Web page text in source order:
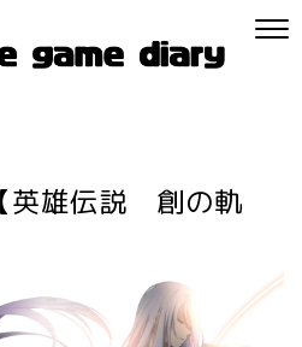
英雄伝説 創の軌